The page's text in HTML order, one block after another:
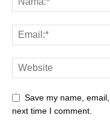
Save my name,
next time I comment.